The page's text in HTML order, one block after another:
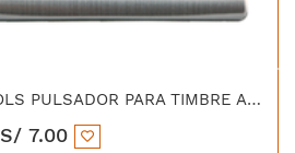
[PUT501U] UYUSTOOLS PULSADOR PARA TIMBRE ACERO INOX C/CURVA
S/ 7.00